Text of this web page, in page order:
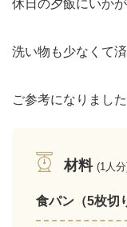
休日の夕飯にいかが
洗い物も少なくて
ご参考になりまし
材料 (1人
食パン（5枚切